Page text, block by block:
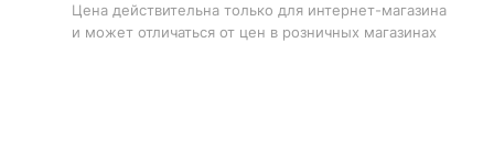
Цена действительна только для интернет-магазина
и может отличаться от цен в розничных магазинах